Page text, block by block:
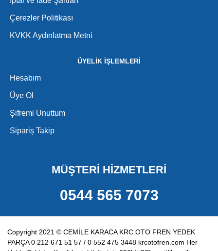
Çerezler Politikası
KVKK Aydınlatma Metni
ÜYELİK İŞLEMLERİ
Hesabım
Üye Ol
Şifremi Unuttum
Sipariş Takip
MÜŞTERİ HİZMETLERİ
0544 565 7073
Copyright 2021 © CEMİLE KARACA KRC OTO FREN YEDEK
PARÇA 0 212 671 51 57 / 0 552 475 3448 krcotofren.com Her